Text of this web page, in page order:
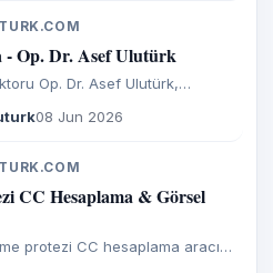
- Op. Dr. Asef Ulutürk
Op. Dr. Asef Ulutürk,
kapalı teknik burun
vücut cerrahisi alanında
08 Jun 2026
CC Hesaplama & Görsel
protezi CC hesaplama aracı
bedeninizi öğrenin. Silikon